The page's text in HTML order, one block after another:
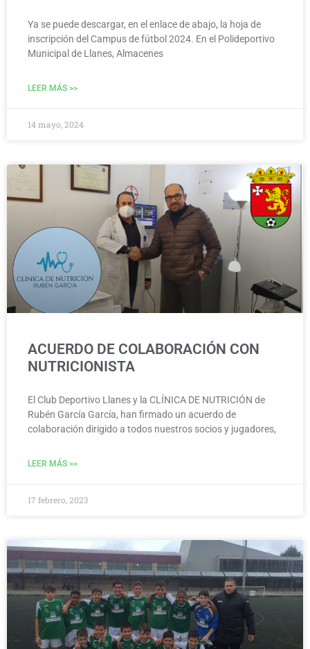
Ya se puede descargar, en el enlace de abajo, la hoja de
inscripción del Campus de fútbol 2024. En el Polideportivo
Municipal de Llanes, Almacenes
LEER MÁS >>
14 mayo, 2024
ACUERDO DE COLABORACIÓN CON
NUTRICIONISTA
El Club Deportivo Llanes y la CLÍNICA DE NUTRICIÓN de
Rubén García García, han firmado un acuerdo de
colaboración dirigido a todos nuestros socios y jugadores,
LEER MÁS >>
17 febrero, 2023